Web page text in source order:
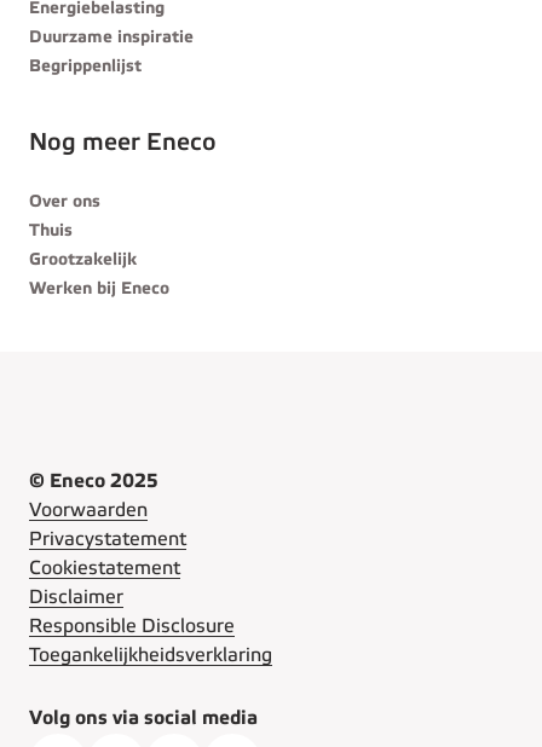
Energiebelasting
Duurzame inspiratie
Begrippenlijst
Nog meer Eneco
Over ons
Thuis
Grootzakelijk
Werken bij Eneco
© Eneco 2025
Voorwaarden
Privacystatement
Cookiestatement
Disclaimer
Responsible Disclosure
Toegankelijkheidsverklaring
Volg ons via social media